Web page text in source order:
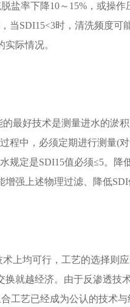
率下降10～15%，或操作
SDI15<3时，清洗频度可
际情况。
好技术是测量进水的淤积
程中，必须定期进行测量(
规定是SDI15值必须≤5。
强上述物理过滤、降低SDI
均可行，工艺的选择则
就越经济。由于反渗透技
工艺已经成为公认的技术